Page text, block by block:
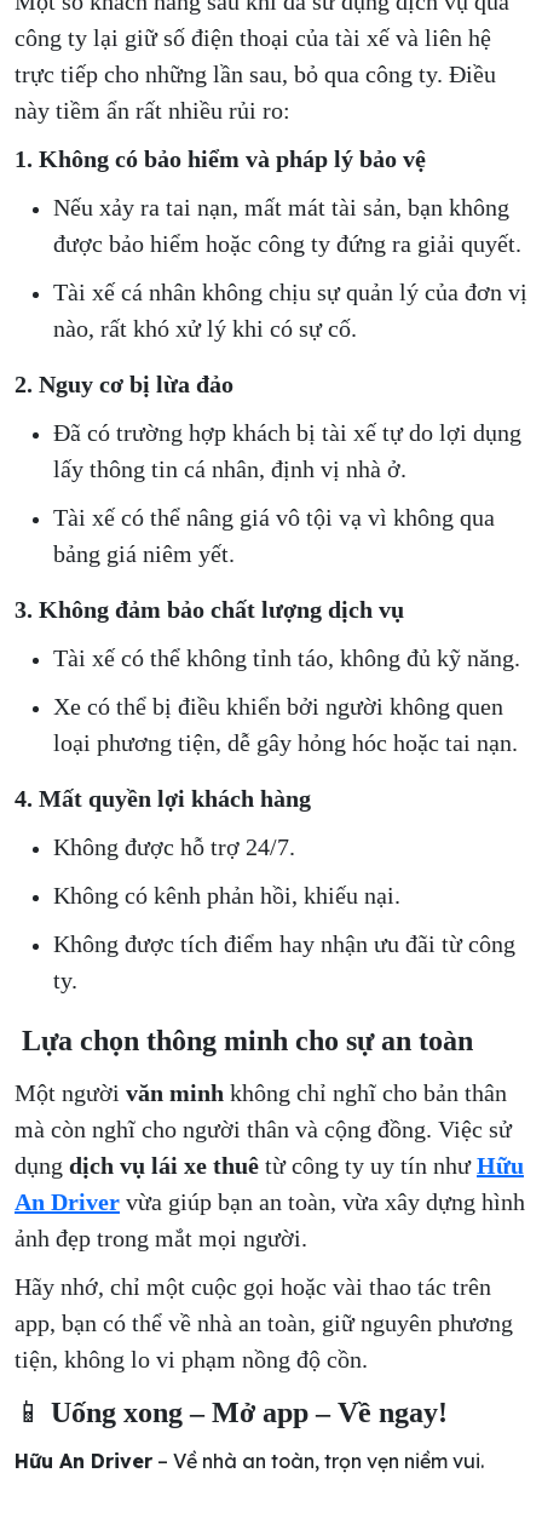
công ty lại giữ số điện thoại của tài xế và liên hệ
trực tiếp cho những lần sau, bỏ qua công ty. Điều
này tiềm ẩn rất nhiều rủi ro:
1. Không có bảo hiểm và pháp lý bảo vệ
Nếu xảy ra tai nạn, mất mát tài sản, bạn không
được bảo hiểm hoặc công ty đứng ra giải quyết.
Tài xế cá nhân không chịu sự quản lý của đơn vị
nào, rất khó xử lý khi có sự cố.
2. Nguy cơ bị lừa đảo
Đã có trường hợp khách bị tài xế tự do lợi dụng
lấy thông tin cá nhân, định vị nhà ở.
Tài xế có thể nâng giá vô tội vạ vì không qua
bảng giá niêm yết.
3. Không đảm bảo chất lượng dịch vụ
Tài xế có thể không tỉnh táo, không đủ kỹ năng.
Xe có thể bị điều khiển bởi người không quen
loại phương tiện, dễ gây hỏng hóc hoặc tai nạn.
4. Mất quyền lợi khách hàng
Không được hỗ trợ 24/7.
Không có kênh phản hồi, khiếu nại.
Không được tích điểm hay nhận ưu đãi từ công
ty.
Lựa chọn thông minh cho sự an toàn
Một người văn minh không chỉ nghĩ cho bản thân
mà còn nghĩ cho người thân và cộng đồng. Việc sử
dụng dịch vụ lái xe thuê từ công ty uy tín nhưHữu
An Driver vừa giúp bạn an toàn, vừa xây dựng hình
ảnh đẹp trong mắt mọi người.
Hãy nhớ, chỉ một cuộc gọi hoặc vài thao tác trên
app, bạn có thể về nhà an toàn, giữ nguyên phương
tiện, không lo vi phạm nồng độ cồn.
📱 Uống xong – Mở app – Về ngay!
Hữu An Driver – Về nhà an toàn, trọn vẹn niềm vui.